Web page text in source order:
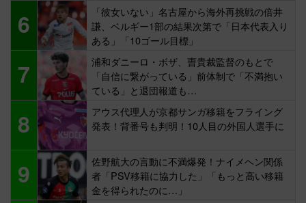
6
「彼女いない」名古屋から海外再挑戦の倍井
謙、ベルギー1部の結果次第で「日本代表入り
ある」「10ゴール目標」
7
浦和ダニーロ・ボザ、曺貴裁監督のもとで
「自信に繋がっている」前体制で「不満抱い
ている」と退団報道も…
8
アウス代理人が京都サンガ移籍をフライング
発表！背番号も判明！10人目の外国人選手に
9
佐野航大の言動に不満爆発！ナイメヘン関係
者「PSV移籍に協力した」「もっと高い移籍
金を得られたのに…」